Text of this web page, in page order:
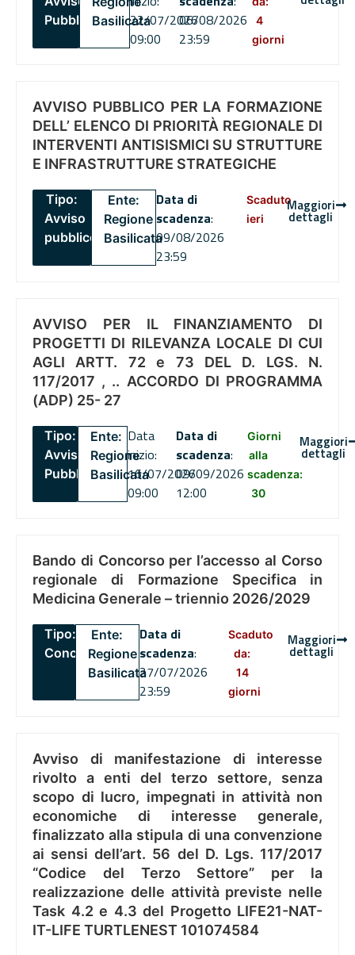
PubblicoBasilicata22/07/2026
09:00
06/08/2026
23:59
4
giorni
AVVISO PUBBLICO PER LA FORMAZIONE
DELL’ ELENCO DI PRIORITÀ REGIONALE DI
INTERVENTI ANTISISMICI SU STRUTTURE
E INFRASTRUTTURE STRATEGICHE
Tipo:
Avviso
pubblico
Ente:
Regione
Basilicata
Data di
scadenza:
09/08/2026
23:59
Scaduto
ieri
Maggiori
dettagli
AVVISO PER IL FINANZIAMENTO DI
PROGETTI DI RILEVANZA LOCALE DI CUI
AGLI ARTT. 72 e 73 DEL D. LGS. N.
117/2017 , .. ACCORDO DI PROGRAMMA
(ADP) 25- 27
Tipo:
Avviso
Pubblico
Ente:
Regione
Basilicata
Data
inizio:
16/07/2026
09:00
Data di
scadenza:
09/09/2026
12:00
Giorni
alla
scadenza:
30
Maggiori
dettagli
Bando di Concorso per l’accesso al Corso
regionale di Formazione Specifica in
Medicina Generale – triennio 2026/2029
Tipo:
Concorsi
Ente:
Regione
Basilicata
Data di
scadenza:
27/07/2026
23:59
Scaduto
da:
14
giorni
Maggiori
dettagli
Avviso di manifestazione di interesse
rivolto a enti del terzo settore, senza
scopo di lucro, impegnati in attività non
economiche di interesse generale,
finalizzato alla stipula di una convenzione
ai sensi dell’art. 56 del D. Lgs. 117/2017
“Codice del Terzo Settore” per la
realizzazione delle attività previste nelle
Task 4.2 e 4.3 del Progetto LIFE21-NAT-
IT-LIFE TURTLENEST 101074584